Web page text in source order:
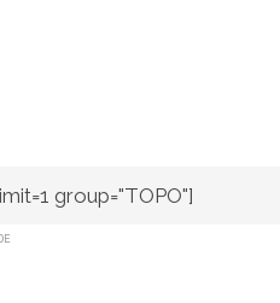
group="TOPO"]